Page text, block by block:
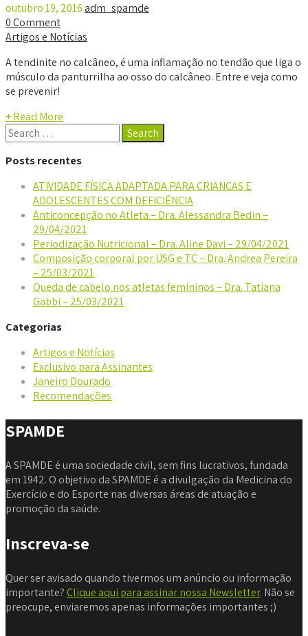
outubro 19, 2016adm_spamde
0 Comment
Artigos e Notícias
A tendinite no calcâneo, é uma inflamação no tendão que liga o
músculo da panturrilha ao osso do calcâneo. Entre e veja como
se prevenir!
+ Read More
Posts recentes
ATIVIDADE FÍSICA ADAPTADA PARA CRIANÇAS E
ADOLESCENTES COM DEFICIÊNCIA
Anticoncepção no Atleta – Dra. Alessandra Bedin –
29/04/2021
Periodização Nutricional – Dra. Aline Davi – 29/04/2021
Composição corporal por USG e TC – Dra. Andrea Pereira
– 25/03/2021
Queda de cabelo nos atletas femininos – Dra. Tatiana
Gabbi – 25/03/2021
Categorias
Artigos e Notícias
Exclusivo para Assinantes
Janeiro Dourado
Recomendações
SPAMDE
A SPAMDE é uma sociedade civil, sem fins lucrativos, fundada
em 1942. O objetivo da SPAMDE é a divulgação da Medicina do
Exercício e do Esporte nas diversas áreas de atuação e
promoção da saúde.
Inscreva-se
Quer ser avisado quando tivermos um anúncio ou informação
importante?Clique aqui para assinar nossa Newsletter. Não se
preocupe, enviaremos apenas informações importantes ;)